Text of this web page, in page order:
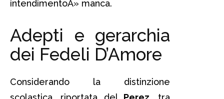
intendimentoÂ» manca.
Adepti e gerarchia
dei Fedeli D’Amore
Considerando la distinzione